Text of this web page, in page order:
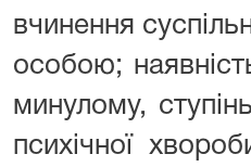
вчинення
особою;
минулому,
психічної